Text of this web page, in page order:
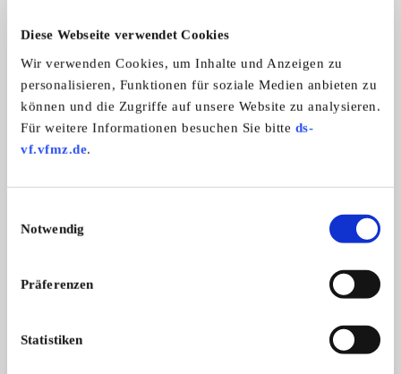
Diese Webseite verwendet Cookies
Wir verwenden Cookies, um Inhalte und Anzeigen zu
personalisieren, Funktionen für soziale Medien anbieten zu
können und die Zugriffe auf unsere Website zu analysieren.
Für weitere Informationen besuchen Sie bitte ds-
vf.vfmz.de.
Notwendig
Präferenzen
Statistiken
Interessengemeinschaft 924/944/968
Region Hersfeld
Branchenbuch-Eintrag übernehmen